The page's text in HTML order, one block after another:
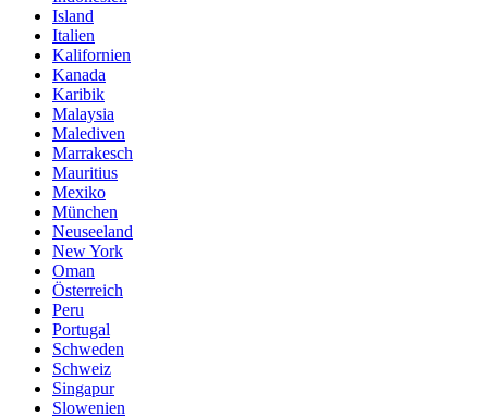
Island
Italien
Kalifornien
Kanada
Karibik
Malaysia
Malediven
Marrakesch
Mauritius
Mexiko
München
Neuseeland
New York
Oman
Österreich
Peru
Portugal
Schweden
Schweiz
Singapur
Slowenien